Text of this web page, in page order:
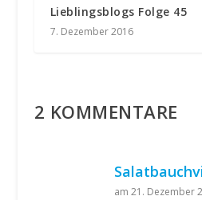
Lieblingsblogs Folge 45
7. Dezember 2016
2 KOMMENTARE
am 21. Dezember